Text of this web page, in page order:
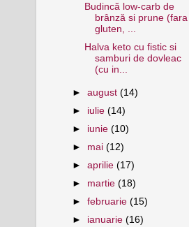
Budincă low-carb de
brânză si prune (fara
gluten, ...
Halva keto cu fistic si
samburi de dovleac
(cu in...
►august(14)
► iulie(14)
► iunie(10)
► mai(12)
►aprilie(17)
► martie(18)
►februarie(15)
► ianuarie(16)